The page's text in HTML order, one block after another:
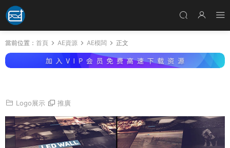
當前位置： 首頁 AE資源 AE模闆 正文
Logo展示 推廣